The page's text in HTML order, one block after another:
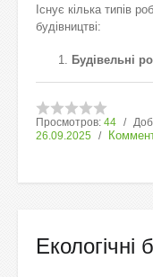
Існує кілька типів
будівництві:
Будівельні
Просмотров: 44
26.09.2025
Екологічні